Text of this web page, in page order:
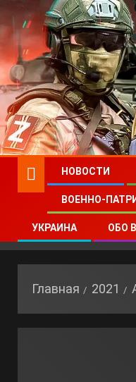
НОВОСТИ
ВОЕННО-
УКРАИНА ОБО
Главная 2021